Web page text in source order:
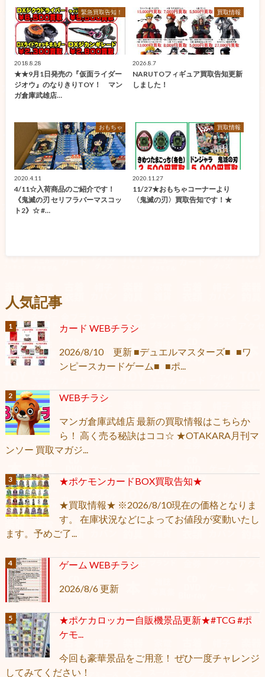
緊急買取告知！
2018.8.28
★★9月1日発売の『仮面ライダー
ジオウ』のなりきりTOY！ マン
ガ倉庫武雄店…
買取情報
2026.8.7
NARUTOフィギュア買取告知更新
しました！
おもちゃ
2020.4.11
4/11☆入荷商品のご紹介です！
《鬼滅の刃 セリフラバーマスコッ
ト2》☆ #…
買取情報
2020.11.27
11/27★おもちゃコーナーより
〈鬼滅の刃〉買取告知です！★
人気記事
カード WEBチラシ
2026/8/10 更新 ■デュエルマスターズ■ ■ワ
ンピースカードゲーム■ ■ポ...
WEBチラシ
マンガ倉庫武雄店 最新の買取情報はこちらか
ら！ 高く売る秘訣はココ☆ ★OTAKARA月刊マ
ンソー 買取マガジ...
★ポケモンカードBOX買取告知★
★買取情報★ ※2026/8/10現在の価格となりま
す。 在庫状況などによってお値段が変動いたし
ます。予めご了...
ゲーム WEBチラシ
2026/8/6 更新
★ポケカロッカー自販機景品更新★#TCG #ポ
ケモ...
今回も豪華景品をご用意！ ぜひ一度チャレンジ
してみてください！